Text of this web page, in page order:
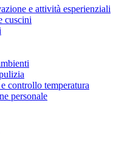
e attività esperienziali
cuscini
controllo temperatura
personale